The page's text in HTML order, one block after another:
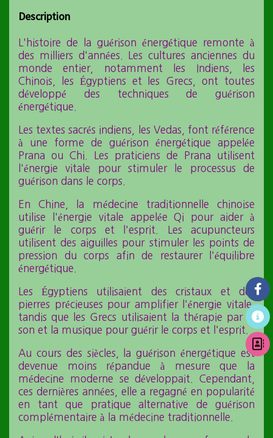
Description
L'histoire de la guérison énergétique remonte à
des milliers d'années. Les cultures anciennes du
monde entier, notamment les Indiens, les
Chinois, les Égyptiens et les Grecs, ont toutes
développé des techniques de guérison
énergétique.
Les textes sacrés indiens, les Vedas, font référence
à une forme de guérison énergétique appelée
Prana ou Chi. Les praticiens de Prana utilisent
l'énergie vitale pour stimuler le processus de
guérison dans le corps.
En Chine, la médecine traditionnelle chinoise
utilise l'énergie vitale appelée Qi pour aider à
guérir le corps et l'esprit. Les acupuncteurs
utilisent des aiguilles pour stimuler les points de
pression du corps afin de restaurer l'équilibre
énergétique.
Les Égyptiens utilisaient des cristaux et des
pierres précieuses pour amplifier l'énergie vitale,
tandis que les Grecs utilisaient la thérapie par le
son et la musique pour guérir le corps et l'esprit.
Au cours des siècles, la guérison énergétique est
devenue moins répandue à mesure que la
médecine moderne se développait. Cependant,
ces dernières années, elle a regagné en popularité
en tant que pratique alternative de guérison
complémentaire à la médecine traditionnelle.